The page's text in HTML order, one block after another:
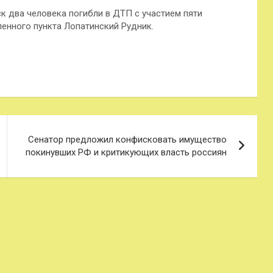
два человека погибли в ДТП с участием пяти
пункта Лопатинский Рудник.
Сенатор предложил конфисковать имущество
покинувших РФ и критикующих власть россиян